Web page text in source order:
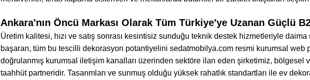
Ankara'nın Öncü Markası Olarak Tüm Türkiye'ye Uzanan Güçlü
Üretim kalitesi, hızı ve satış sonrası kesintisiz sunduğu teknik destek hizmetleriyle
başaran, tüm bu tescilli dekorasyon potantiyelini sedatmobilya.com resmi kurumsal web
doğrulanmış kurumsal iletişim kanalları üzerinden sektöre ilan eden şirketimiz, bölgesel
taahhüt partneridir. Tasarımları ve sunmuş olduğu yüksek rahatlık standartları ile ev